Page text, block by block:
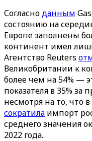
Согласноданным
состоянию на
Европе заполнены
континент имел
Агентство Reuters
Великобритании к
более чем на 54% —
показателя в 35%
несмотря на то, что
сократила импорт
среднего значения
2022 года.